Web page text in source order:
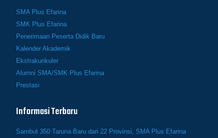
SMA Plus Efarina
SMK Plus Efarina
Penerimaan Peserta Didik Baru
Kalender Akademik
Ekstrakurikuler
Alumni SMA/SMK Plus Efarina
Prestasi
Informasi Terbaru
Sambut 350 Taruna Baru dari 22 Provinsi, SMA Plus Efarina